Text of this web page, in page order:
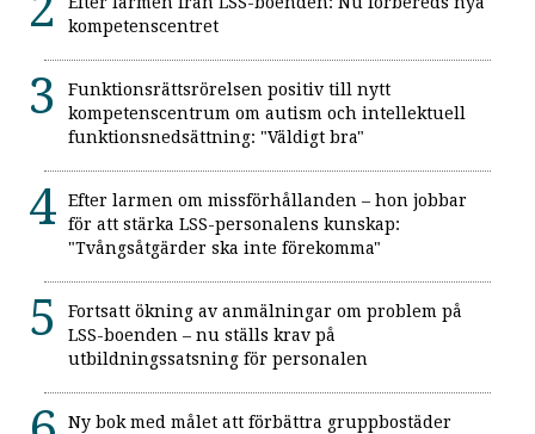
kompetenscentret
Funktionsrättsrörelsen positiv till nytt
kompetenscentrum om autism och intellektuell
funktionsnedsättning: "Väldigt bra"
Efter larmen om missförhållanden – hon jobbar
för att stärka LSS-personalens kunskap:
"Tvångsåtgärder ska inte förekomma"
Fortsatt ökning av anmälningar om problem på
LSS-boenden – nu ställs krav på
utbildningssatsning för personalen
Ny bok med målet att förbättra gruppbostäder